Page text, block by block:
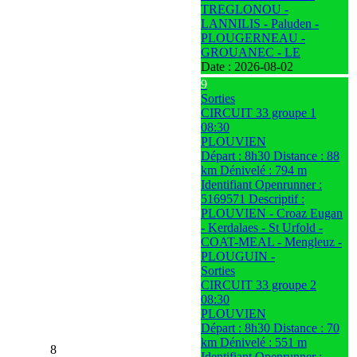
TREGLONOU -
LANNILIS - Paluden -
PLOUGERNEAU -
GROUANEC - LE
Date : 2026-08-02
8
9
Sorties
CIRCUIT 33 groupe 1
08:30
PLOUVIEN
Départ : 8h30 Distance : 88
km Dénivelé : 794 m
Identifiant Openrunner :
5169571 Descriptif :
PLOUVIEN - Croaz Eugan
- Kerdalaes - St Urfold -
COAT-MEAL - Mengleuz -
PLOUGUIN -
Sorties
CIRCUIT 33 groupe 2
08:30
PLOUVIEN
Départ : 8h30 Distance : 70
km Dénivelé : 551 m